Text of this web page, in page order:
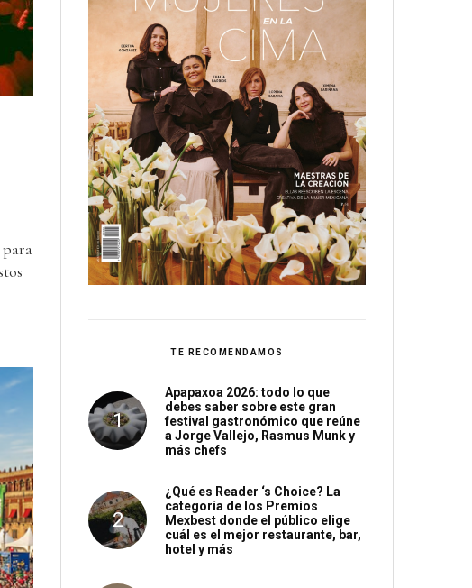
TE RECOMENDAMOS
Apapaxoa 2026: todo lo que
debes saber sobre este gran
festival gastronómico que reúne
a Jorge Vallejo, Rasmus Munk y
más chefs
¿Qué es Reader ‘s Choice? La
categoría de los Premios
Mexbest donde el público elige
cuál es el mejor restaurante, bar,
hotel y más